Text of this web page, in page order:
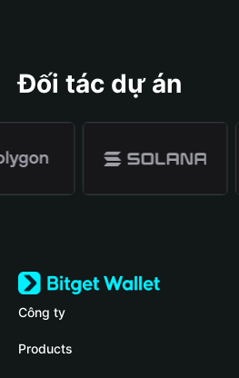
Đối tác dự án
Công ty
Về Bitget Wallet
Products